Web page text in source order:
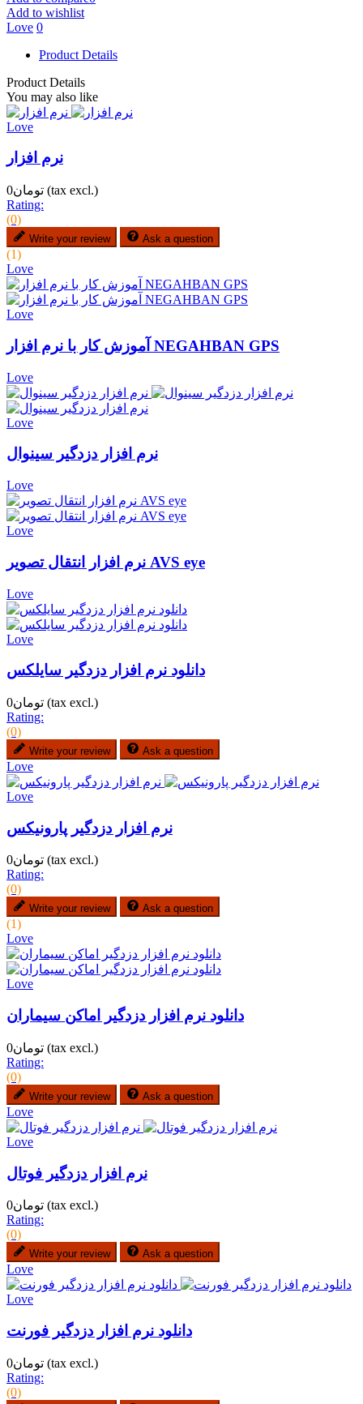
Add to wishlist
Love 0
Product Details
Product Details
You may also like
Love
نرم افزار
تومان0 (tax excl.)
Rating:
(0)
Write your review Ask a question
(1)
Love
Love
آموزش کار با نرم افزار NEGAHBAN GPS
Love
Love
نرم افزار دزدگیر سینوال
Love
Love
نرم افزار انتقال تصویر AVS eye
Love
Love
دانلود نرم افزار دزدگیر سایلکس
تومان0 (tax excl.)
Rating:
(0)
Write your review Ask a question
Love
Love
نرم افزار دزدگیر پارونیکس
تومان0 (tax excl.)
Rating:
(0)
Write your review Ask a question
(1)
Love
Love
دانلود نرم افزار دزدگیر اماکن سیماران
تومان0 (tax excl.)
Rating:
(0)
Write your review Ask a question
Love
Love
نرم افزار دزدگیر فوتال
تومان0 (tax excl.)
Rating:
(0)
Write your review Ask a question
Love
Love
دانلود نرم افزار دزدگیر فورنت
تومان0 (tax excl.)
Rating:
(0)